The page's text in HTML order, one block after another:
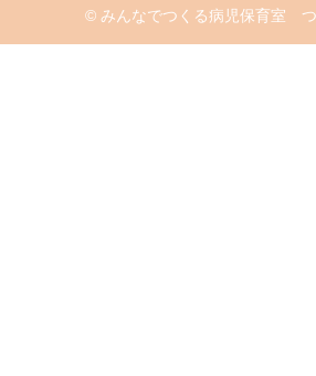
© みんなでつくる病児保育室